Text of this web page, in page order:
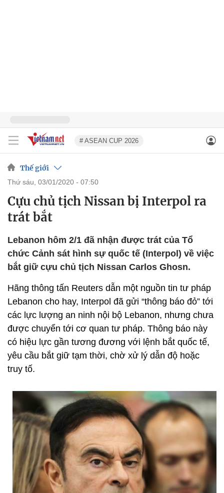
# ASEAN CUP 2026
Thế giới
thứ sáu, 03/01/2020 - 07:50
Cựu chủ tịch Nissan bị Interpol ra
trát bắt
Lebanon hôm 2/1 đã nhận được trát của Tổ
chức Cảnh sát hình sự quốc tế (Interpol) về việc
bắt giữ cựu chủ tịch Nissan Carlos Ghosn.
Hãng thông tấn Reuters dẫn một nguồn tin tư pháp
Lebanon cho hay, Interpol đã gửi “thông báo đỏ” tới
các lực lượng an ninh nội bộ Lebanon, nhưng chưa
được chuyển tới cơ quan tư pháp. Thông báo này
có hiệu lực gần tương đương với lệnh bắt quốc tế,
yêu cầu bắt giữ tạm thời, chờ xử lý dẫn độ hoặc
truy tố.